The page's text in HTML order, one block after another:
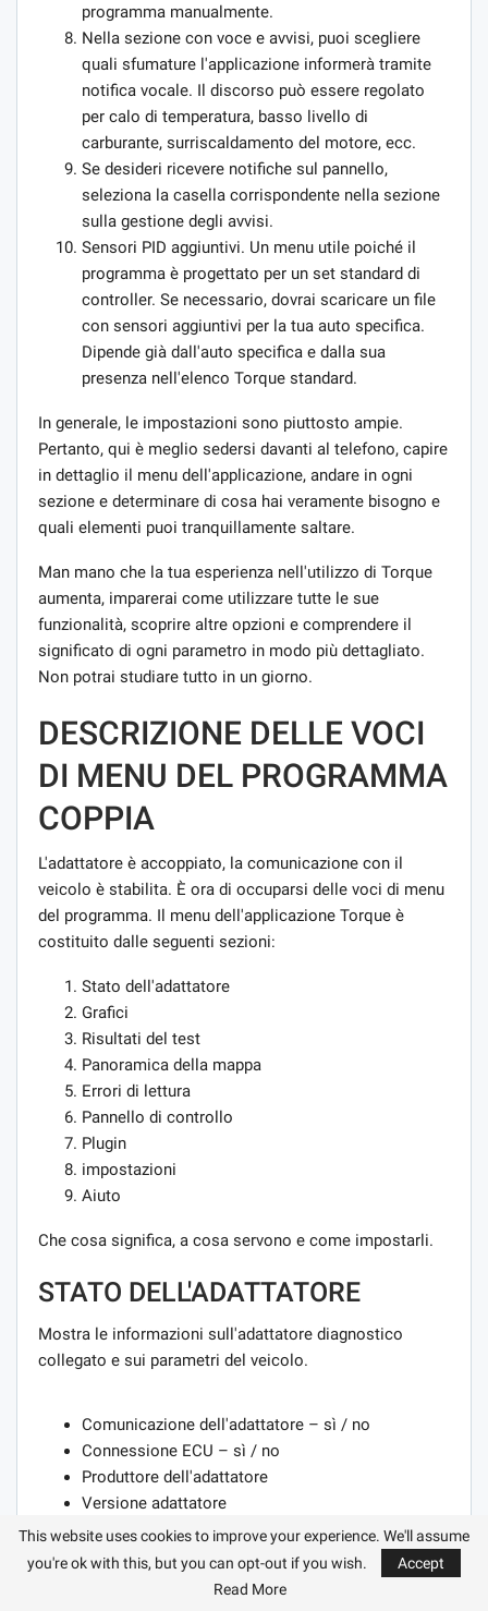
programma manualmente.
Nella sezione con voce e avvisi, puoi scegliere
quali sfumature l'applicazione informerà tramite
notifica vocale. Il discorso può essere regolato
per calo di temperatura, basso livello di
carburante, surriscaldamento del motore, ecc.
Se desideri ricevere notifiche sul pannello,
seleziona la casella corrispondente nella sezione
sulla gestione degli avvisi.
Sensori PID aggiuntivi. Un menu utile poiché il
programma è progettato per un set standard di
controller. Se necessario, dovrai scaricare un file
con sensori aggiuntivi per la tua auto specifica.
Dipende già dall'auto specifica e dalla sua
presenza nell'elenco Torque standard.
In generale, le impostazioni sono piuttosto ampie.
Pertanto, qui è meglio sedersi davanti al telefono, capire
in dettaglio il menu dell'applicazione, andare in ogni
sezione e determinare di cosa hai veramente bisogno e
quali elementi puoi tranquillamente saltare.
Man mano che la tua esperienza nell'utilizzo di Torque
aumenta, imparerai come utilizzare tutte le sue
funzionalità, scoprire altre opzioni e comprendere il
significato di ogni parametro in modo più dettagliato.
Non potrai studiare tutto in un giorno.
DESCRIZIONE DELLE VOCI
DI MENU DEL PROGRAMMA
COPPIA
L'adattatore è accoppiato, la comunicazione con il
veicolo è stabilita. È ora di occuparsi delle voci di menu
del programma. Il menu dell'applicazione Torque è
costituito dalle seguenti sezioni:
Stato dell'adattatore
Grafici
Risultati del test
Panoramica della mappa
Errori di lettura
Pannello di controllo
Plugin
impostazioni
Aiuto
Che cosa significa, a cosa servono e come impostarli.
STATO DELL'ADATTATORE
Mostra le informazioni sull'adattatore diagnostico
collegato e sui parametri del veicolo.
Comunicazione dell'adattatore – sì / no
Connessione ECU – sì / no
Produttore dell'adattatore
Versione adattatore
Protocollo OBD per auto
Sensori disponibili
This website uses cookies to improve your experience. We'll assume
you're ok with this, but you can opt-out if you wish.
Accept
Read More